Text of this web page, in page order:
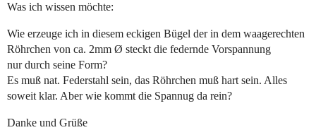
Was ich wissen möchte:
Wie erzeuge ich in diesem eckigen Bügel der in dem waagerechten
Röhrchen von ca. 2mm Ø steckt die federnde Vorspannung
nur durch seine Form?
Es muß nat. Federstahl sein, das Röhrchen muß hart sein. Alles
soweit klar. Aber wie kommt die Spannug da rein?
Danke und Grüße